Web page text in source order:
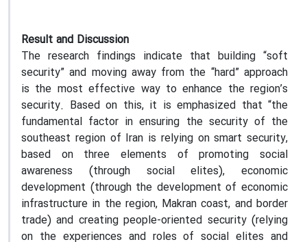
Result and Discussion
The research findings indicate that building “soft
security” and moving away from the “hard” approach
is the most effective way to enhance the region’s
security. Based on this, it is emphasized that “the
fundamental factor in ensuring the security of the
southeast region of Iran is relying on smart security,
based on three elements of promoting social
awareness (through social elites), economic
development (through the development of economic
infrastructure in the region, Makran coast, and border
trade) and creating people-oriented security (relying
on the experiences and roles of social elites and